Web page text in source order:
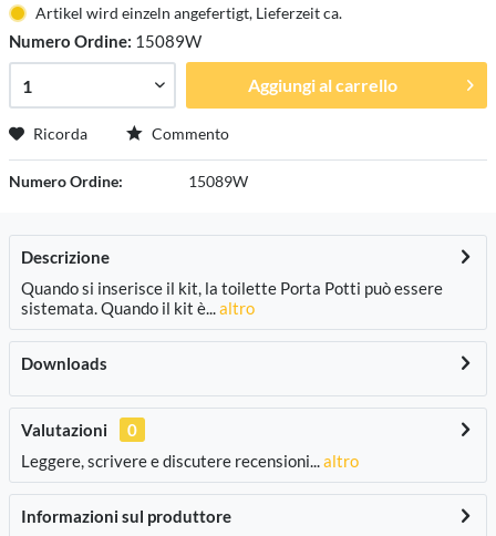
Artikel wird einzeln angefertigt, Lieferzeit ca.
Numero Ordine: 15089W
Aggiungi al carrello
Ricorda Commento
Numero Ordine: 15089W
Descrizione
Quando si inserisce il kit, la toilette Porta Potti può essere
sistemata. Quando il kit è...altro
Downloads
Valutazioni
0
Leggere, scrivere e discutere recensioni...altro
Informazioni sul produttore